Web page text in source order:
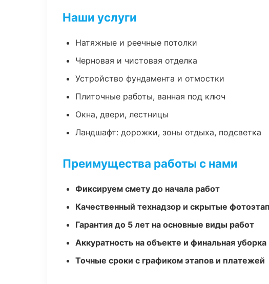
Наши услуги
Натяжные и реечные потолки
Черновая и чистовая отделка
Устройство фундамента и отмостки
Плиточные работы, ванная под ключ
Окна, двери, лестницы
Ландшафт: дорожки, зоны отдыха, подсветка
Преимущества работы с нами
Фиксируем смету до начала работ
Качественный технадзор и скрытые
Гарантия до 5 лет на основные виды работ
Аккуратность на объекте и финальная уборка
Точные сроки с графиком этапов и платежей